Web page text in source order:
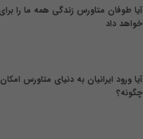
آیا طوفان متاورس زندگی همه ما را
خواهد داد
آیا ورود ایرانیان به دنیای متاورس
چگونه؟